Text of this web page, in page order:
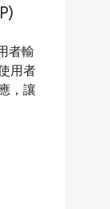
者輸
用者
，讓